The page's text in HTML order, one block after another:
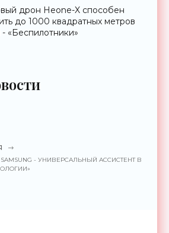
дрон Heone-X способен
до 1000 квадратных метров
«Беспилотники»
- УНИВЕРСАЛЬНЫЙ АССИСТЕНТ В